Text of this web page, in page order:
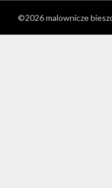
©2026 malownicze